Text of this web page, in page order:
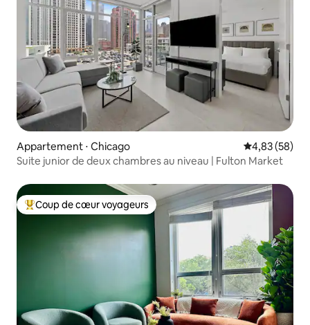
Appartement ⋅ Chicago Évaluation
4,83 (58)
Suite junior de deux chambres au niveau | Fulton Market
Coups de cœur voyageurs les plus appréciés
Coup de cœur voyageurs